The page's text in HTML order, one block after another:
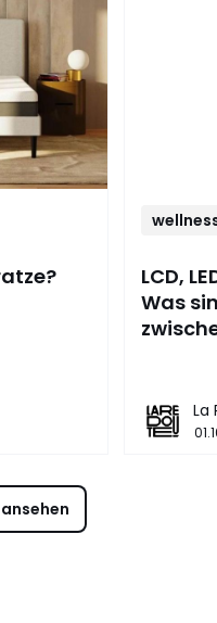
LCD,
Was
La